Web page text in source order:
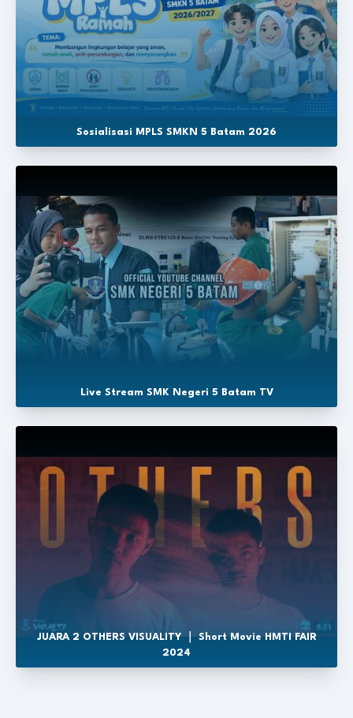
Sosialisasi MPLS SMKN 5 Batam 2026
Live Stream SMK Negeri 5 Batam TV
JUARA 2 OTHERS VISUALITY ｜ Short Movie HMTI FAIR
2024